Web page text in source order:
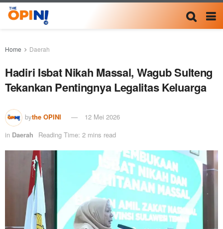
Home Daerah
Hadiri Isbat Nikah Massal, Wagub Sulteng
Tekankan Pentingnya Legalitas Keluarga
bythe OPINI
12 Mei 2026
in Daerah Reading Time: 2 mins read